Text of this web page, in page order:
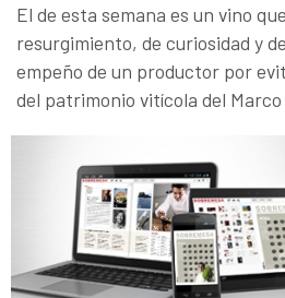
El de esta semana es un vino
resurgimiento, de curiosidad y
empeño de un productor por
del patrimonio vitícola del